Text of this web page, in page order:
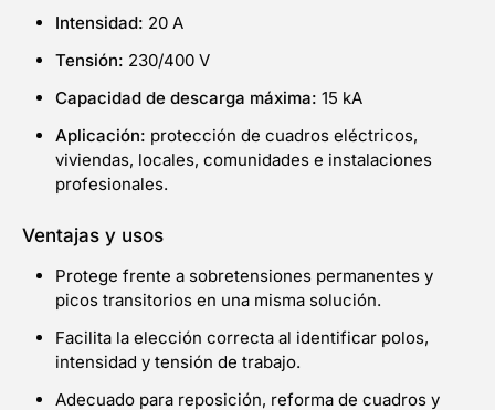
Intensidad: 20 A
Tensión: 230/400 V
Capacidad de descarga máxima: 15 kA
Aplicación: protección de cuadros eléctricos,
viviendas, locales, comunidades e instalaciones
profesionales.
Ventajas y usos
Protege frente a sobretensiones permanentes y
picos transitorios en una misma solución.
Facilita la elección correcta al identificar polos,
intensidad y tensión de trabajo.
Adecuado para reposición, reforma de cuadros y